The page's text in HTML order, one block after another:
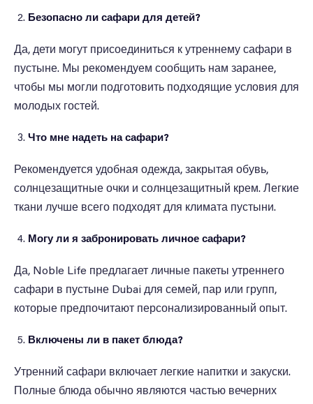
Безопасно ли сафари для детей?
Да, дети могут присоединиться к утреннему сафари в
пустыне. Мы рекомендуем сообщить нам заранее,
чтобы мы могли подготовить подходящие условия для
молодых гостей.
Что мне надеть на сафари?
Рекомендуется удобная одежда, закрытая обувь,
солнцезащитные очки и солнцезащитный крем. Легкие
ткани лучше всего подходят для климата пустыни.
Могу ли я забронировать личное сафари?
Да, Noble Life предлагает личные пакеты утреннего
сафари в пустыне Dubai для семей, пар или групп,
которые предпочитают персонализированный опыт.
Включены ли в пакет блюда?
Утренний сафари включает легкие напитки и закуски.
Полные блюда обычно являются частью вечерних